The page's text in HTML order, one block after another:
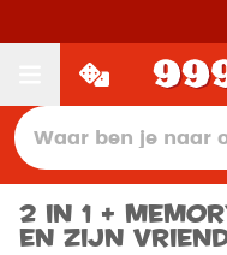
2 in 1 +
en zijn